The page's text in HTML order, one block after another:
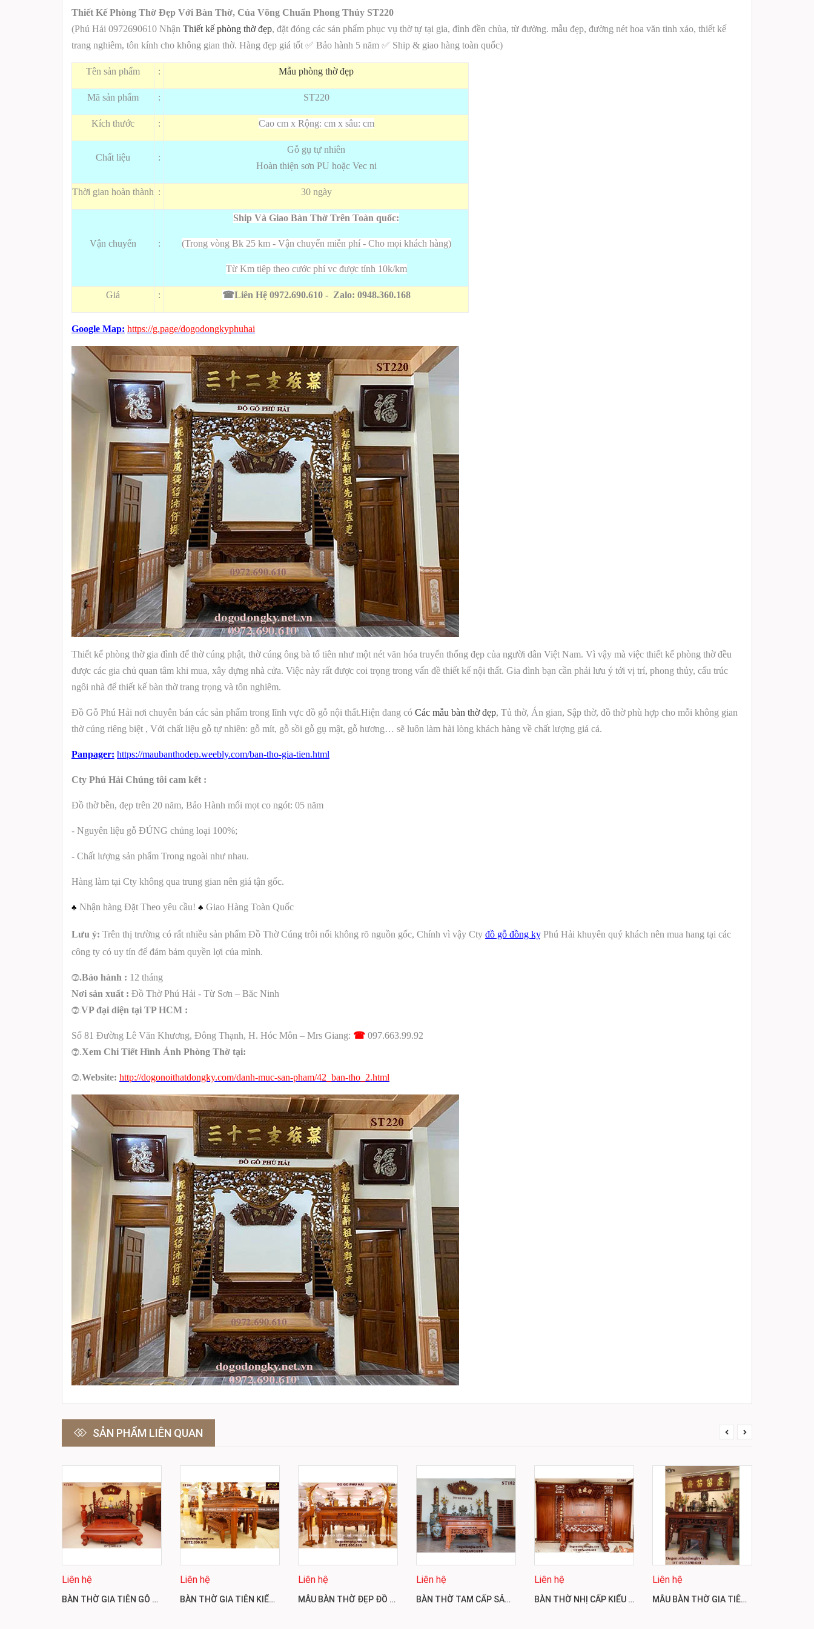
Thiết Kế Phòng Thờ Đẹp Với Bàn Thờ, Của Võng Chuẩn Phong Thủy ST220
(Phú Hải 0972690610 Nhận Thiết kế phòng thờ đẹp, đặt đóng các sản phẩm phục vụ thờ tự tại gia, đình đền chùa, từ đường. mẫu đẹp, đường nét hoa văn tinh xảo, thiết kế
trang nghiêm, tôn kính cho không gian thờ. Hàng đẹp giá tốt ✅ Bảo hành 5 năm ✅ Ship & giao hàng toàn quốc)
Tên sản phẩm : Mẫu phòng thờ đẹp
Mã sản phẩm : ST220
Kích thước : Cao cm x Rộng: cm x sâu: cm
Chất liệu :
Gỗ gụ tự nhiên
Hoàn thiện sơn PU hoặc Vec ni
Thời gian hoàn thành : 30 ngày
Vận chuyển :
Ship Và Giao Bàn Thờ Trên Toàn quốc:
(Trong vòng Bk 25 km -Vận chuyển miễn phí - Cho mọi khách hàng)
Từ Km tiêp theo cước phí vc được tính 10k/km
Giá : ☎Liên Hệ 0972.690.610 - Zalo: 0948.360.168
Google Map: https://g.page/dogodongkyphuhai
Thiết kế phòng thờ gia đình để thờ cúng phật, thờ cúng ông bà tổ tiên như một nét văn hóa truyến thống đẹp của người dân Việt Nam. Vì vậy mà việc thiết kế phòng thờ đều
được các gia chủ quan tâm khi mua, xây dựng nhà cửa. Việc này rất được coi trọng trong vấn đề thiết kế nội thất. Gia đình bạn cần phải lưu ý tới vị trí, phong thủy, cấu trúc
ngôi nhà để thiết kế bàn thờ trang trọng và tôn nghiêm.
Đồ Gỗ Phú Hải nơi chuyên bán các sản phẩm trong lĩnh vực đồ gỗ nội thất.Hiện đang có Các mẫu bàn thờ đẹp, Tủ thờ, Án gian, Sập thờ, đồ thờ phù hợp cho mỗi không gian
thờ cúng riêng biệt , Với chất liệu gỗ tự nhiên: gỗ mít, gỗ sồi gỗ gụ mật, gỗ hương… sẽ luôn làm hài lòng khách hàng về chất lượng giá cả.
Panpager: https://maubanthodep.weebly.com/ban-tho-gia-tien.html
Cty Phú Hải Chúng tôi cam kết :
Đồ thờ bền, đẹp trên 20 năm, Bảo Hành mối mọt co ngót: 05 năm
- Nguyên liệu gỗ ĐÚNG chủng loại 100%;
- Chất lượng sản phẩm Trong ngoài như nhau.
Hàng làm tại Cty không qua trung gian nên giá tận gốc.
♣ Nhận hàng Đặt Theo yêu cầu! ♣ Giao Hàng Toàn Quốc
Lưu ý: Trên thị trường có rất nhiều sản phẩm Đồ Thờ Cúng trôi nổi không rõ nguồn gốc, Chính vì vậy Cty đồ gỗ đồng kỵ Phú Hải khuyên quý khách nên mua hang tại các
công ty có uy tín để đảm bảm quyền lợi của mình.
⓻.Bảo hành : 12 tháng
Nơi sản xuất : Đồ Thờ Phú Hải - Từ Sơn – Băc Ninh
⓻.VP đại diện tại TP HCM :
Số 81 Đường Lê Văn Khương, Đông Thạnh, H. Hóc Môn – Mrs Giang: ☎ 097.663.99.92
⓻.Xem Chi Tiết Hình Ảnh Phòng Thờ tại:
⓻.Website: http://dogonoithatdongky.com/danh-muc-san-pham/42_ban-tho_2.html
SẢN PHẨM LIÊN QUAN
Liên hệ
BÀN THỜ GIA TIÊN GỖ GỤ MẪU TỨ LINH CHÂN NGHÊ ST185
Liên hệ
BÀN THỜ GIA TIÊN KIỂU NGŨ PHÚC HIỆU ĐỒ GỖ PHÚ HẢI ST184
Liên hệ
MẪU BÀN THỜ ĐẸP ĐỒ GỖ PHÚ HẢI SẢN XUẤT ST183
Liên hệ
BÀN THỜ TAM CẤP SẢN XUẤT TẠI ĐỒ GỖ ĐỒNG KỴ PHÚ HẢI ST182
Liên hệ
BÀN THỜ NHỊ CẤP KIỂU TỨ LINH CHÍNH HIỆU CTY PHÚ HẢI ST181
Liên hệ
MẪU BÀN THỜ GIA TIÊN ĐẸP GỖ GÕ ĐỎ BÁN TẠI ĐỒNG NAI ST176